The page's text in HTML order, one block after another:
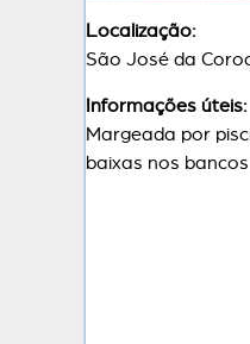
Localização:
São José da
Informações úteis:
Margeada por
baixas nos